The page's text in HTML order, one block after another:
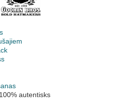
autentisks